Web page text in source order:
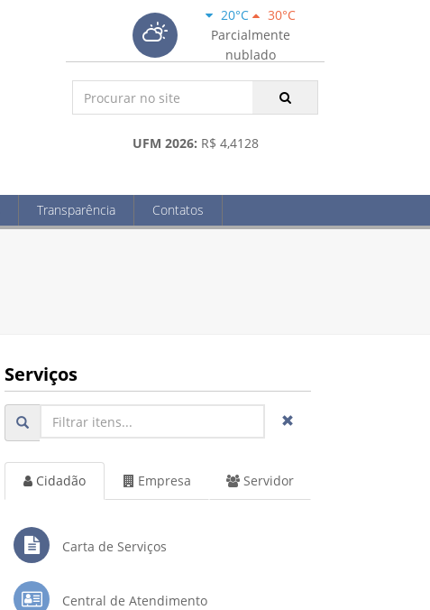
20°C
30°C
Parcialmente
nublado
UFM 2026: R$ 4,4128
Transparência Contatos
Serviços
Cidadão Empresa Servidor
Carta de Serviços
Central de Atendimento